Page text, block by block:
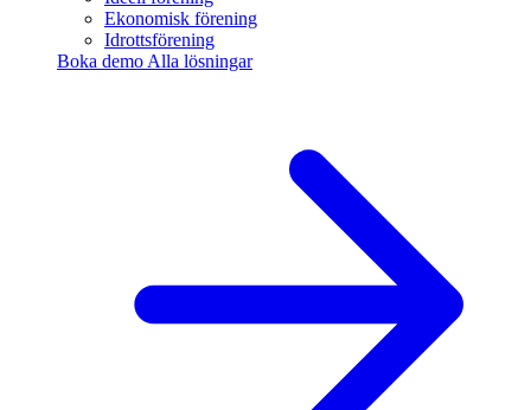
Ekonomisk förening
Idrottsförening
Boka demo Alla lösningar